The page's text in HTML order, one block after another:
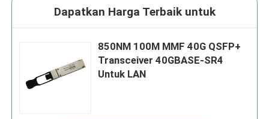
Dapatkan Harga Terbaik untuk
850NM 100M MMF 40G QSFP+
Transceiver 40GBASE-SR4
Untuk LAN